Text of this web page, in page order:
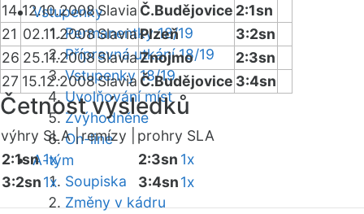
Vstupenky
Permanentky 18/19
Přípravná utkání 18/19
Vstupenky 18/19
Uvolňování míst
Zvýhodněné
On-line
A-tým
Soupiska
Změny v kádru
14 12.10.2008Slavia Č.Budějovice 2:1sn
21 02.11.2008SlaviaPlzeň
3:2sn
26 25.11.2008SlaviaZnojmo
2:3sn
27 15.12.2008Slavia Č.Budějovice 3:4sn
Četnost výsledků
výhry SLA |remízy |
prohry SLA
2:1sn 1x
3:2sn1x
2:3sn 1x
3:4sn1x